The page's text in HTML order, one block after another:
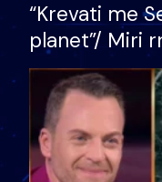
“Krevati me
planet”/ Miri
bukura në
mungojë